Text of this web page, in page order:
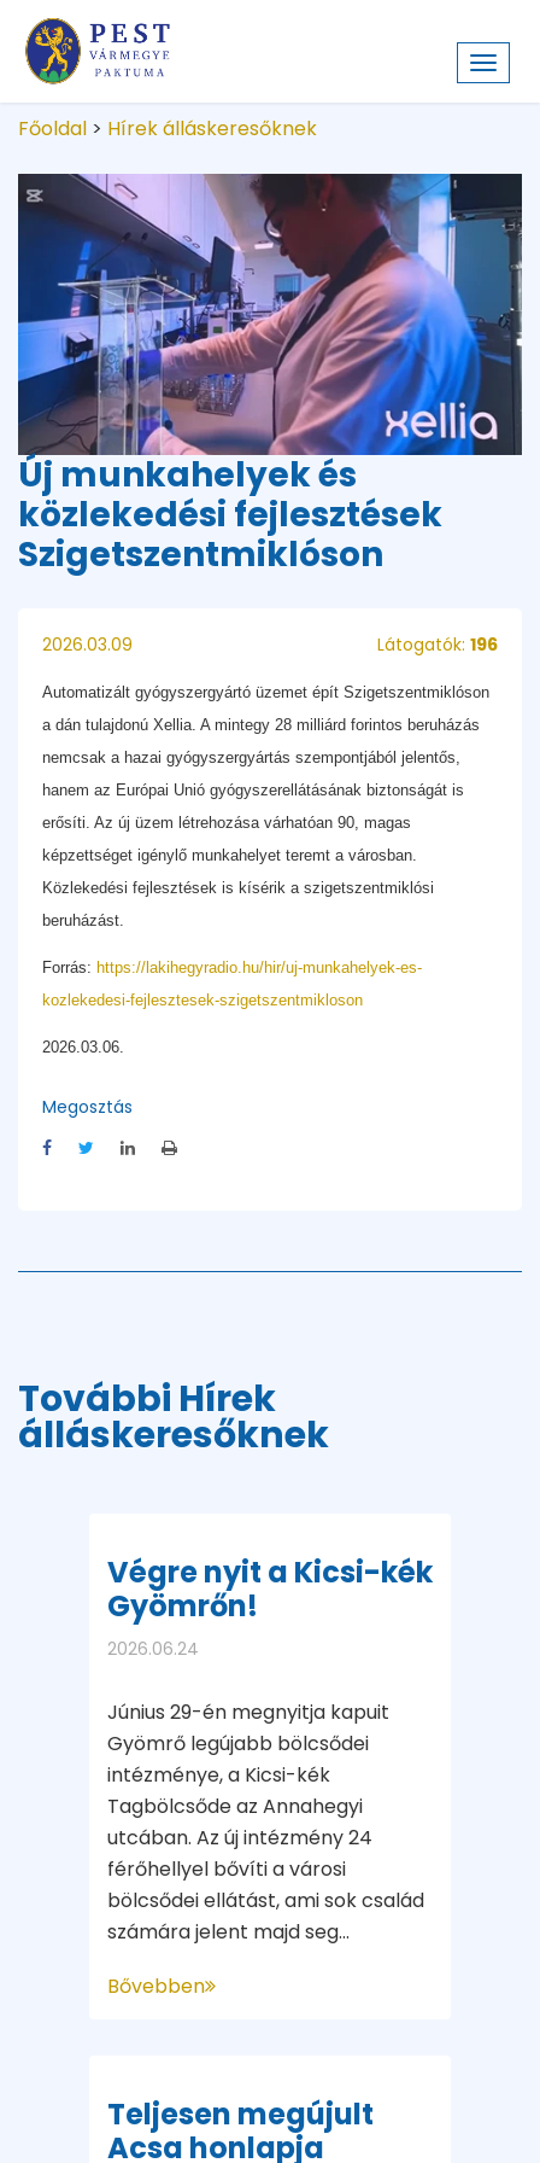
Főoldal > Hírek álláskeresőknek
Új munkahelyek és
közlekedési fejlesztések
Szigetszentmiklóson
2026.03.09 Látogatók: 196
Automatizált gyógyszergyártó üzemet épít Szigetszentmiklóson
a dán tulajdonú Xellia. A mintegy 28 milliárd forintos beruházás
nemcsak a hazai gyógyszergyártás szempontjából jelentős,
hanem az Európai Unió gyógyszerellátásának biztonságát is
erősíti. Az új üzem létrehozása várhatóan 90, magas
képzettséget igénylő munkahelyet teremt a városban.
Közlekedési fejlesztések is kísérik a szigetszentmiklósi
beruházást.
Forrás: https://lakihegyradio.hu/hir/uj-munkahelyek-es-
kozlekedesi-fejlesztesek-szigetszentmikloson
2026.03.06.
Megosztás
További Hírek
álláskeresőknek
Végre nyit a Kicsi-kék
Gyömrőn!
2026.06.24
Június 29-én megnyitja kapuit
Gyömrő legújabb bölcsődei
intézménye, a Kicsi-kék
Tagbölcsőde az Annahegyi
utcában. Az új intézmény 24
férőhellyel bővíti a városi
bölcsődei ellátást, ami sok család
számára jelent majd seg...
Bővebben
Teljesen megújult
Acsa honlapja